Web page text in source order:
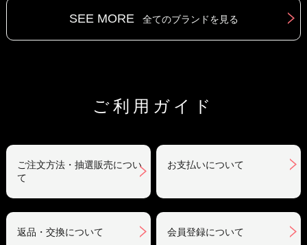
SEE MORE 全てのブランドを見る
ご利用ガイド
ご注文方法・抽選販売につい
て
お支払いについて
返品・交換について 会員登録について